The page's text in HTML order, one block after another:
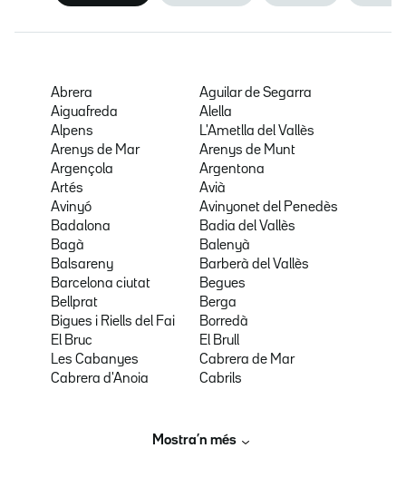
Abrera
Aguilar de Segarra
Aiguafreda
Alella
Alpens
L'Ametlla del Vallès
Arenys de Mar
Arenys de Munt
Argençola
Argentona
Artés
Avià
Avinyó
Avinyonet del Penedès
Badalona
Badia del Vallès
Bagà
Balenyà
Balsareny
Barberà del Vallès
Barcelona ciutat
Begues
Bellprat
Berga
Bigues i Riells del Fai
Borredà
El Bruc
El Brull
Les Cabanyes
Cabrera de Mar
Cabrera d'Anoia
Cabrils
Mostra’n més